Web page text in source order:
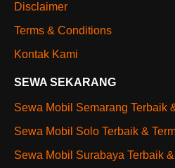
Disclaimer
Terms & Conditions
Kontak Kami
SEWA SEKARANG
Sewa Mobil Semarang Terbaik
Sewa Mobil Solo Terbaik &
Sewa Mobil Surabaya Terbaik